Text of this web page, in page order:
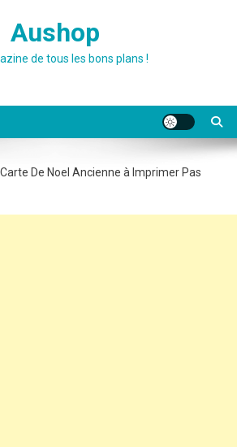
Aushop
de tous les bons plans !
De Noel Ancienne à Imprimer Pas